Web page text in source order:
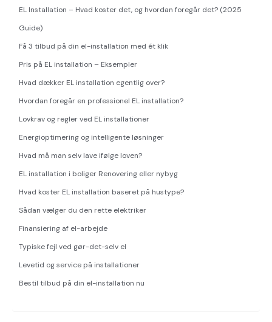
EL Installation – Hvad koster det, og hvordan foregår det? (2025
Guide)
Få 3 tilbud på din el-installation med ét klik
Pris på EL installation – Eksempler
Hvad dækker EL installation egentlig over?
Hvordan foregår en professionel EL installation?
Lovkrav og regler ved EL installationer
Energioptimering og intelligente løsninger
Hvad må man selv lave ifølge loven?
EL installation i boliger Renovering eller nybyg
Hvad koster EL installation baseret på hustype?
Sådan vælger du den rette elektriker
Finansiering af el-arbejde
Typiske fejl ved gør-det-selv el
Levetid og service på installationer
Bestil tilbud på din el-installation nu